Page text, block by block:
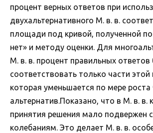
процент верных ответов при
двухальтернативного М. в. в.
площади под кривой, полученной
нет» и методу оценки. Для
М. в. в. процент правильных ответов
соответствовать только части
которая уменьшается по мере роста
альтернатив.Показано, что в М. в. в.
принятия решения мало подвержен
колебаниям. Это делает М. в. в.